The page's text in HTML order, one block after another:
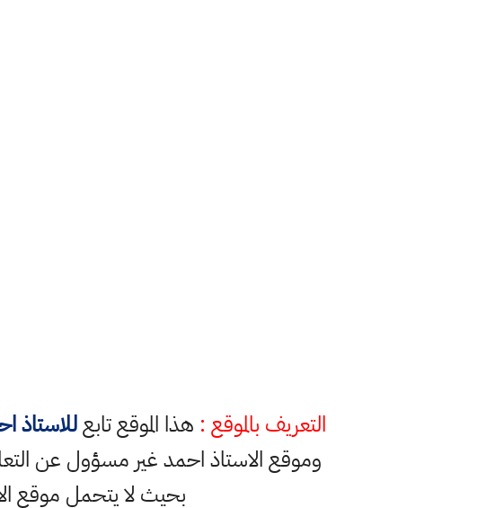
التعريف بالموقع : هذا الموقع تابعللاستاذ
وموقع الاستاذ احمد غير مسؤول عن
بحيث لا يتحمل موقع